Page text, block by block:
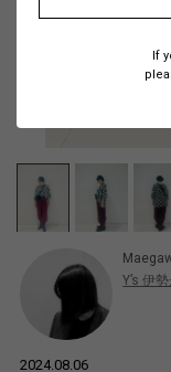
If
Y’s 伊
2024.08.06